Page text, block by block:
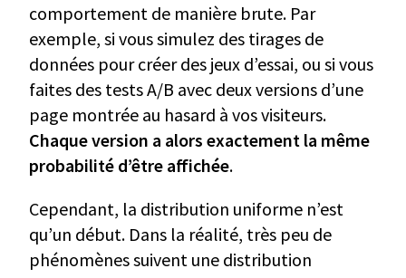
comportement de manière brute. Par
exemple, si vous simulez des tirages de
données pour créer des jeux d’essai, ou si vous
faites des tests A/B avec deux versions d’une
page montrée au hasard à vos visiteurs.
Chaque version a alors exactement la même
probabilité d’être affichée.
Cependant, la distribution uniforme n’est
qu’un début. Dans la réalité, très peu de
phénomènes suivent une distribution